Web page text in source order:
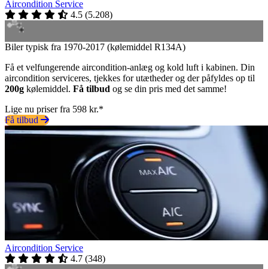
Aircondition Service
4.5 (5.208)
Biler typisk fra 1970-2017 (kølemiddel R134A)
Få et velfungerende aircondition-anlæg og kold luft i kabinen. Din
aircondition serviceres, tjekkes for utætheder og der påfyldes op til
200g kølemiddel. Få tilbud og se din pris med det samme!
Lige nu priser fra 598 kr.*
Få tilbud
Aircondition Service
4.7 (348)